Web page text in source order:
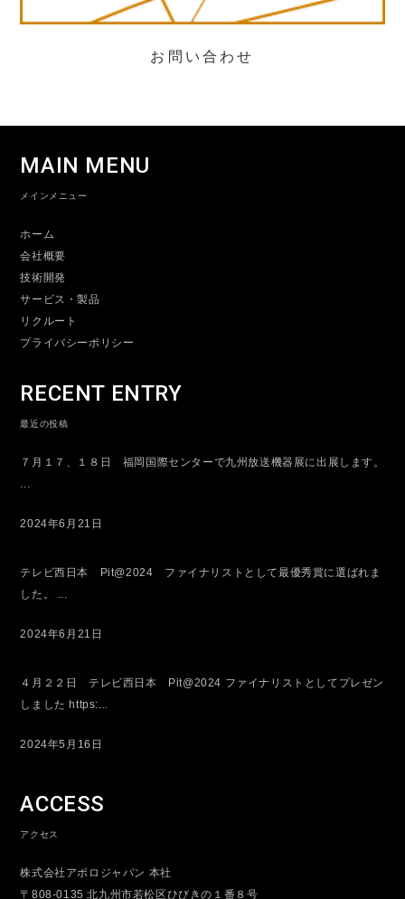
お問い合わせ
MAIN MENU
メインメニュー
ホーム
会社概要
技術開発
サービス・製品
リクルート
プライバシーポリシー
RECENT ENTRY
最近の投稿
７月１７、１８日 福岡国際センターで九州放送機器展に出展します。
...
2024年6月21日
テレビ西日本 Pit@2024 ファイナリストとして最優秀賞に選ばれま
した。 ...
2024年6月21日
４月２２日 テレビ西日本 Pit@2024 ファイナリストとしてプレゼン
しました https:...
2024年5月16日
ACCESS
アクセス
株式会社アポロジャパン 本社
〒808-0135 北九州市若松区ひびきの１番８号